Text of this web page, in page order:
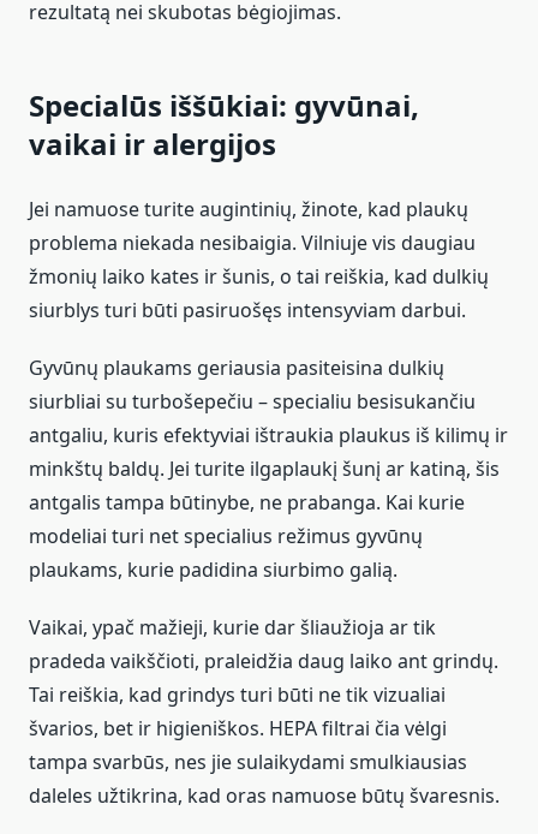
rezultatą nei skubotas bėgiojimas.
Specialūs iššūkiai: gyvūnai,
vaikai ir alergijos
Jei namuose turite augintinių, žinote, kad plaukų
problema niekada nesibaigia. Vilniuje vis daugiau
žmonių laiko kates ir šunis, o tai reiškia, kad dulkių
siurblys turi būti pasiruošęs intensyviam darbui.
Gyvūnų plaukams geriausia pasiteisina dulkių
siurbliai su turbošepečiu – specialiu besisukančiu
antgaliu, kuris efektyviai ištraukia plaukus iš kilimų ir
minkštų baldų. Jei turite ilgaplaukį šunį ar katiną, šis
antgalis tampa būtinybe, ne prabanga. Kai kurie
modeliai turi net specialius režimus gyvūnų
plaukams, kurie padidina siurbimo galią.
Vaikai, ypač mažieji, kurie dar šliaužioja ar tik
pradeda vaikščioti, praleidžia daug laiko ant grindų.
Tai reiškia, kad grindys turi būti ne tik vizualiai
švarios, bet ir higieniškos. HEPA filtrai čia vėlgi
tampa svarbūs, nes jie sulaikydami smulkiausias
daleles užtikrina, kad oras namuose būtų švaresnis.